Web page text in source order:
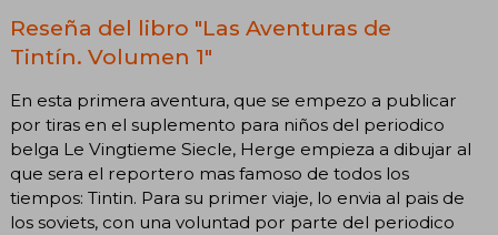
Reseña del libro "Las Aventuras de
Tintín. Volumen 1"
En esta primera aventura, que se empezo a publicar
por tiras en el suplemento para niños del periodico
belga Le Vingtieme Siecle, Herge empieza a dibujar al
que sera el reportero mas famoso de todos los
tiempos: Tintin. Para su primer viaje, lo envia al pais de
los soviets, con una voluntad por parte del periodico